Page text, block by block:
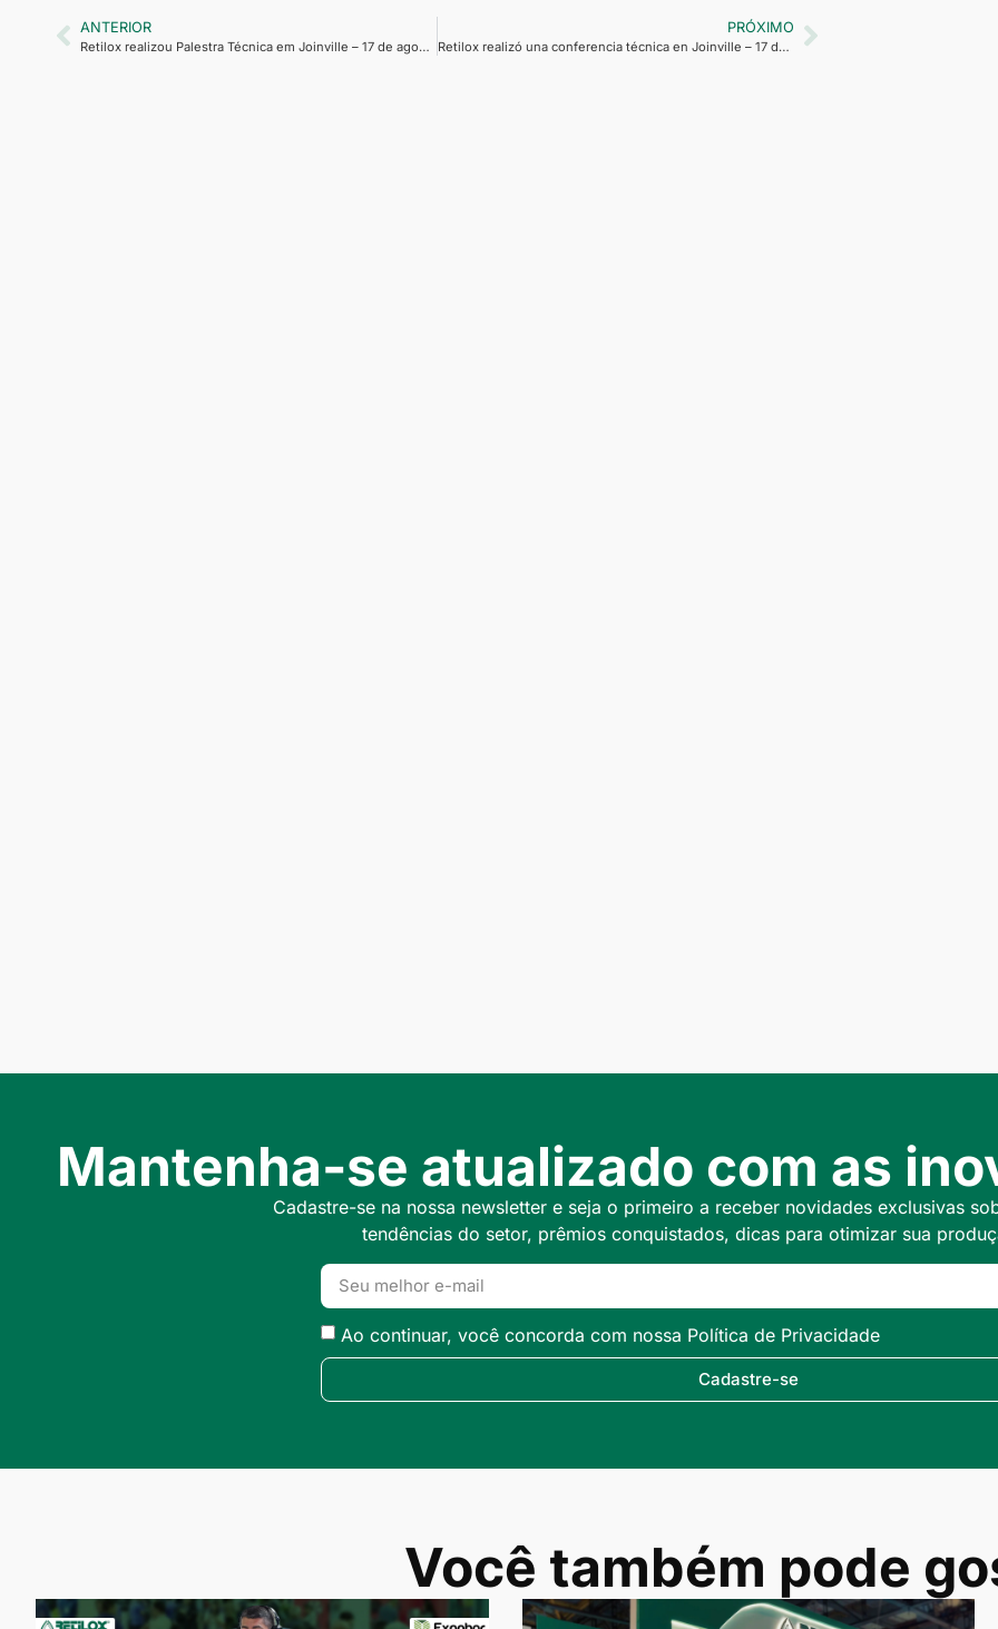
ANTERIOR
Retilox realizou Palestra Técnica em Joinville – 17 de agosto
PRÓXIMO
Retilox realizó una conferencia técnica en Joinville – 17 de agosto
Mantenha-se atualizado com as
Cadastre-se na nossa newsletter e seja o primeiro a receber novidades exclusivas
tendências do setor, prêmios conquistados, dicas para otimizar sua
Ao continuar, você concorda com nossa Política de Privacidade
Cadastre-se
Você também pode